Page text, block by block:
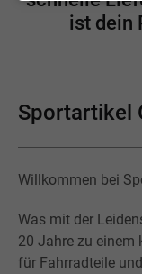
ist dein
Sportartikel
Willkommen bei
Was mit der
20 Jahre zu einem
für Fahrradteile